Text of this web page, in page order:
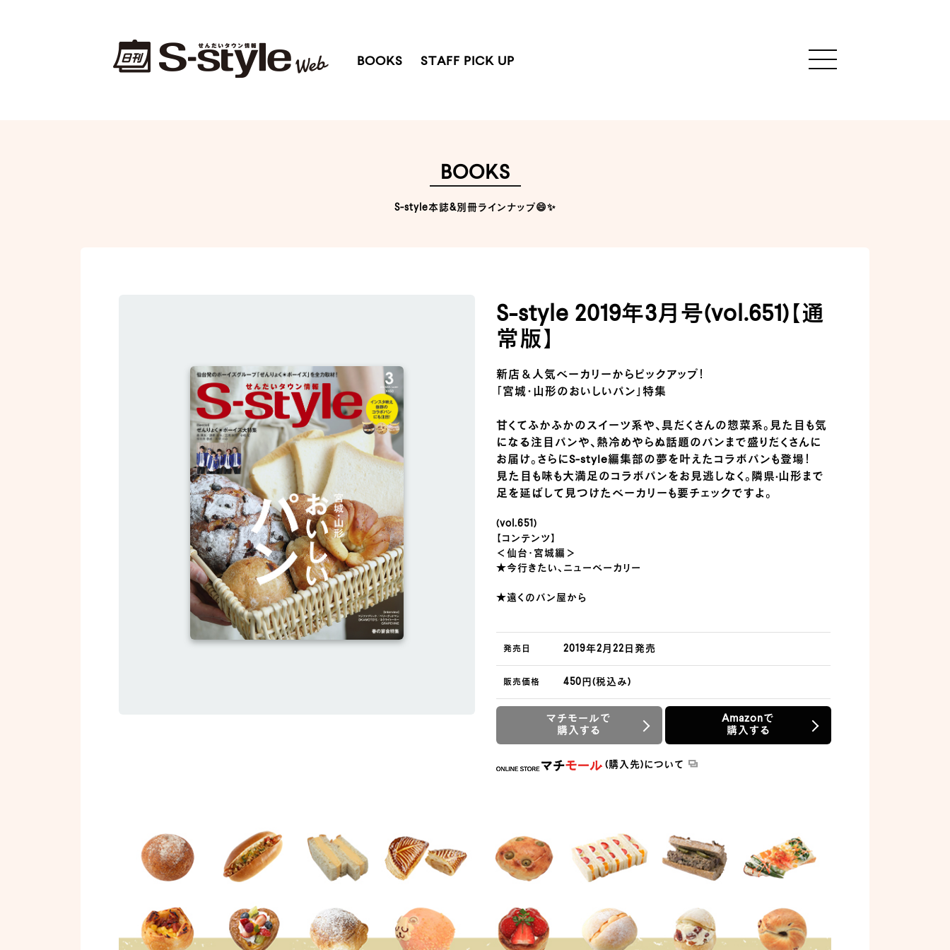
BOOKS STAFF PICK UP
BOOKS
S-style本誌&別冊ラインナップ😄✨
S-style 2019年3月号(vol.651)【通
常版】
新店＆人気ベーカリーからピックアップ！
「宮城･山形のおいしいパン」特集
甘くてふかふかのスイーツ系や、具だくさんの惣菜系。見た目も気
になる注目パンや、熱冷めやらぬ話題のパンまで盛りだくさんに
お届け。さらにS-style編集部の夢を叶えたコラボパンも登場！
見た目も味も大満足のコラボパンをお見逃しなく。隣県·山形まで
足を延ばして見つけたベーカリーも要チェックですよ。
(vol.651)
【コンテンツ】
＜仙台・宮城編＞
★今行きたい、ニューベーカリー
★遠くのパン屋から
★おかしマルシェで春のパン祭り
じわじわキテる、イマドキブレッド
・思わず写真を撮りたくなる、
フルーツを使ったパン
・あんことバターの
ハイカロリーコンビが増えてるんです
・まだまだ続く高級食パンブーム
S-style編集部オリジナルパン開発室
＜山形編＞
★山形に増え続ける
★山形の地元パン “ベタチョコ”が
愛され続ける理由
発売日 2019年2月22日発売
販売価格 450円(税込み)
マチモールで
購入する
Amazonで
購入する
(購入先)について